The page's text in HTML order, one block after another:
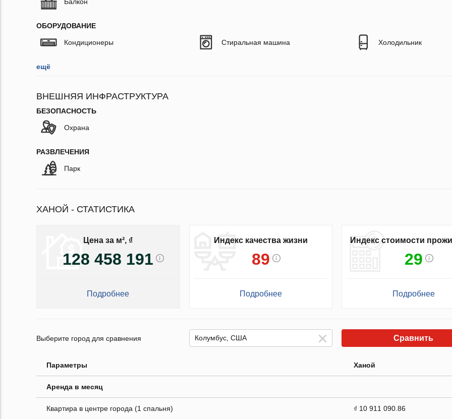
ОБОРУДОВАНИЕ
Кондиционеры Стиральная машина Холодильник
ещё
ВНЕШНЯЯ ИНФРАСТРУКТУРА
БЕЗОПАСНОСТЬ
Охрана
РАЗВЛЕЧЕНИЯ
Парк
ХАНОЙ - СТАТИСТИКА
Цена за м², ₫
128 458 191
Подробнее
Индекс качества жизни
89
Подробнее
Индекс стоимости
29
Подробнее
Выберите город для сравнения Сравнить
Параметры Ханой
Аренда в месяц
Квартира в центре города (1 спальня) ₫ 10 911 090.86